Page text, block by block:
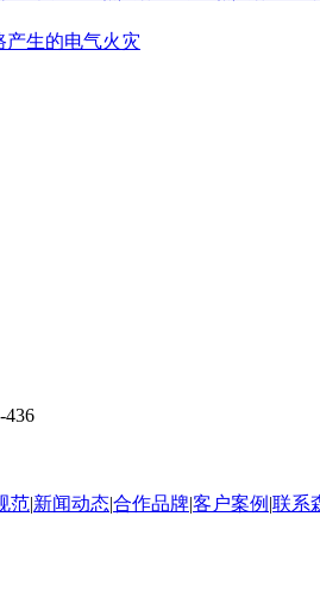
产生的电气火灾
范|新闻动态|合作品牌|客户案例 |联系